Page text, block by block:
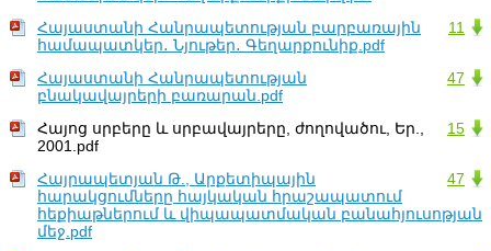
11
Հայաստանի Հանրապետության բարբառային
համապատկեր․ Նյութեր․ Գեղարքունիք.pdf
47
Հայաստանի Հանրապետության
բնակավայրերի բառարան.pdf
15
Հայոց սրբերը և սրբավայրերը, ժողովածու, Եր.,
2001.pdf
47
Հայրապետյան Թ., Արքետիպային
հարակցումները հայկական հրաշապատում
հեքիաթներում և վիպապատմական բանահյուսոթյան
մեջ.pdf